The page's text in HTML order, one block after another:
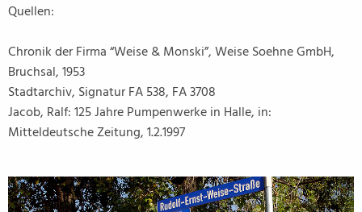
Quellen:
Chronik der Firma “Weise & Monski”, Weise Soehne GmbH,
Bruchsal, 1953
Stadtarchiv, Signatur FA 538, FA 3708
Jacob, Ralf: 125 Jahre Pumpenwerke in Halle, in:
Mitteldeutsche Zeitung, 1.2.1997